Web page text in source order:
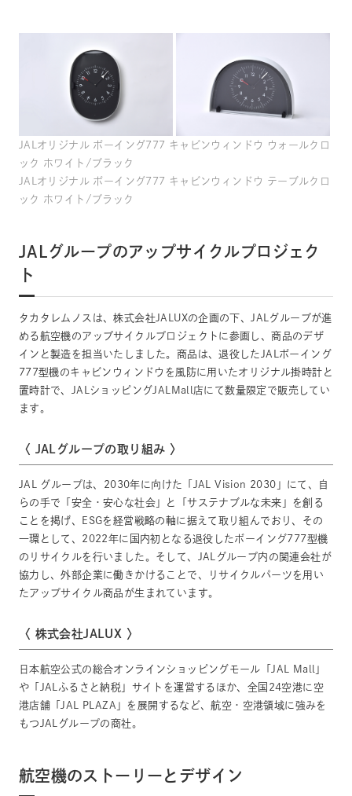
JALオリジナル ボーイング777 キャビンウィンドウ ウォールクロ
ック ホワイト/ブラック
JALオリジナル ボーイング777 キャビンウィンドウ テーブルクロ
ック ホワイト/ブラック
JALグループのアップサイクルプロジェク
ト
タカタレムノスは、株式会社JALUXの企画の下、JALグループが進
める航空機のアップサイクルプロジェクトに参画し、商品のデザ
インと製造を担当いたしました。商品は、退役したJALボーイング
777型機のキャビンウィンドウを風防に用いたオリジナル掛時計と
置時計で、JALショッピングJALMall店にて数量限定で販売してい
ます。
〈 JALグループの取り組み 〉
JAL グループは、2030年に向けた「JAL Vision 2030」にて、自
らの手で「安全・安心な社会」と「サステナブルな未来」を創る
ことを掲げ、ESGを経営戦略の軸に据えて取り組んでおり、その
一環として、2022年に国内初となる退役したボーイング777型機
のリサイクルを行いました。そして、JALグループ内の関連会社が
協力し、外部企業に働きかけることで、リサイクルパーツを用い
たアップサイクル商品が生まれています。
〈 株式会社JALUX 〉
日本航空公式の総合オンラインショッピングモール「JAL Mall」
や「JALふるさと納税」サイトを運営するほか、全国24空港に空
港店舗「JAL PLAZA」を展開するなど、航空・空港領域に強みを
もつJALグループの商社。
航空機のストーリーとデザイン